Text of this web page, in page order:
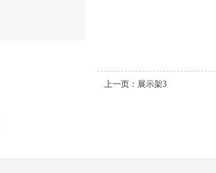
上一页： 展示架3